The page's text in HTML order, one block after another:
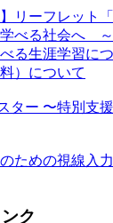
】リーフレッ
べる社会へ
る生涯学習に
）について
スター 〜特別支
ための視線入
ク